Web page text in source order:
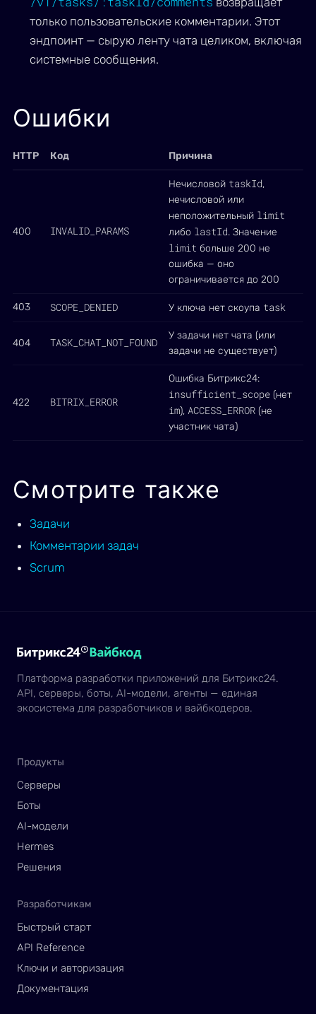
только пользовательские комментарии. Этот
эндпоинт — сырую ленту чата целиком, включая
системные сообщения.
Ошибки
HTTP Код Причина
400 INVALID_PARAMS
Нечисловой taskId,
нечисловой или
неположительный limit
либо lastId. Значение
limit больше 200 не
ошибка — оно
ограничивается до 200
403 SCOPE_DENIED У ключа нет скоупа task
404 TASK_CHAT_NOT_FOUND
У задачи нет чата (или
задачи не существует)
422 BITRIX_ERROR
Ошибка Битрикс24:
insufficient_scope (нет
im), ACCESS_ERROR (не
участник чата)
Смотрите также
Задачи
Комментарии задач
Scrum
Платформа разработки приложений для Битрикс24.
API, серверы, боты, AI-модели, агенты — единая
экосистема для разработчиков и вайбкодеров.
Продукты
Серверы
Боты
AI-модели
Hermes
Решения
Разработчикам
Быстрый старт
API Reference
Ключи и авторизация
Документация